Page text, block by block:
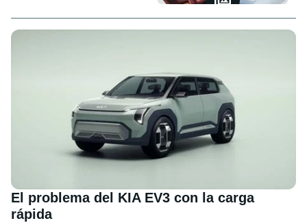
El problema del KIA EV3 con la carga
rápida